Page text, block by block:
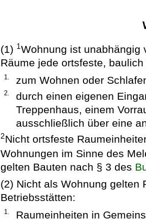
(1) 1Wohnung ist unabhängig
Räume jede ortsfeste,
1. zum Wohnen oder
2.
durch einen eigenen
Treppenhaus, einem
ausschließlich über eine
2Nicht ortsfeste
Wohnungen im Sinne des
gelten Bauten nach § 3 des
(2) Nicht als Wohnung gelten
Betriebsstätten:
1.
Raumeinheiten in